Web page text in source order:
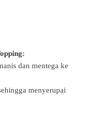
dan mentega ke
menyerupai